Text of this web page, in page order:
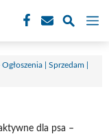
| Sprzedam |
dla psa –